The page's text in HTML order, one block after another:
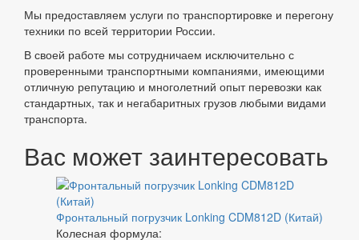
Мы предоставляем услуги по транспортировке и перегону
техники по всей территории России.
В своей работе мы сотрудничаем исключительно с
проверенными транспортными компаниями, имеющими
отличную репутацию и многолетний опыт перевозки как
стандартных, так и негабаритных грузов любыми видами
транспорта.
Вас может заинтересовать
Фронтальный погрузчик Lonking CDM812D (Китай)
Колесная формула: